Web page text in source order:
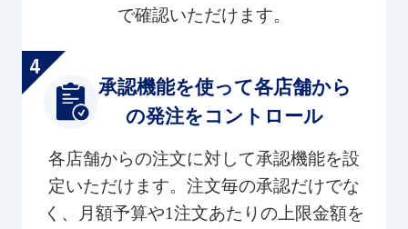
で確認いただけます。
承認機能を使って各店舗から
の発注をコントロール
各店舗からの注文に対して承認機能を設
定いただけます。注文毎の承認だけでな
く、月額予算や1注文あたりの上限金額を